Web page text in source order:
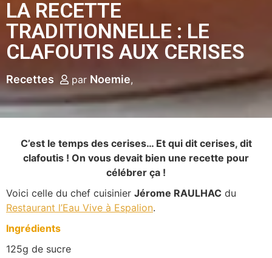
LA RECETTE
TRADITIONNELLE : LE
CLAFOUTIS AUX CERISES
Recettes par Noemie
C’est le temps des cerises… Et qui dit cerises, dit
clafoutis ! On vous devait bien une recette pour
célébrer ça !
Voici celle du chef cuisinier Jérome RAULHAC du
Restaurant l’Eau Vive à Espalion.
Ingrédients
125g de sucre